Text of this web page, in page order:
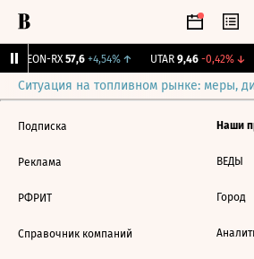
VEON-RX 57,6 +4,54%↑ UTAR 9,46 -0,42%↓
Ситуация на топливном рынке: меры,
Подписка
Реклама
РФРИТ
Справочник компаний
Наши
ВЕДЫ
Город